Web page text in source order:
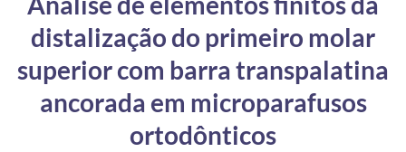
Controladoria-Geral da União
Ministério da Mulher, da Família e dos Direitos Humanos
Secretaria-Geral
distalização do primeiro molar
superior com barra transpalatina
ancorada em microparafusos
ortodônticos